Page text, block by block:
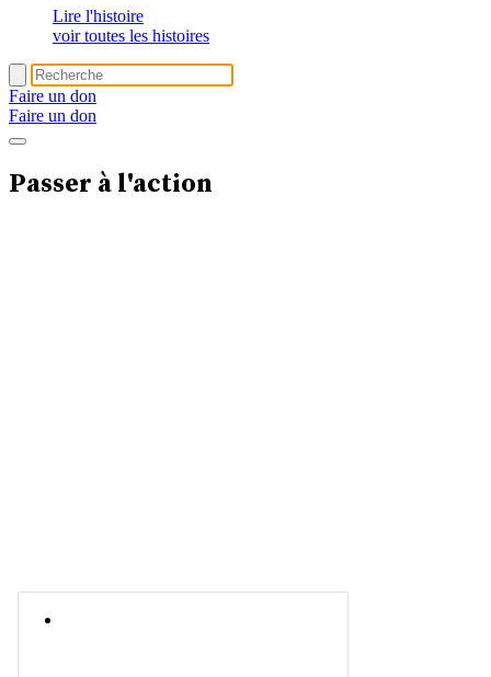
Lire l'histoire
voir toutes les histoires
Faire un don
Faire un don
Passer à l'action